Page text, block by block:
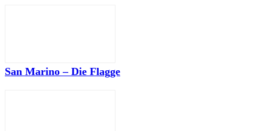
San Marino – Die Flagge